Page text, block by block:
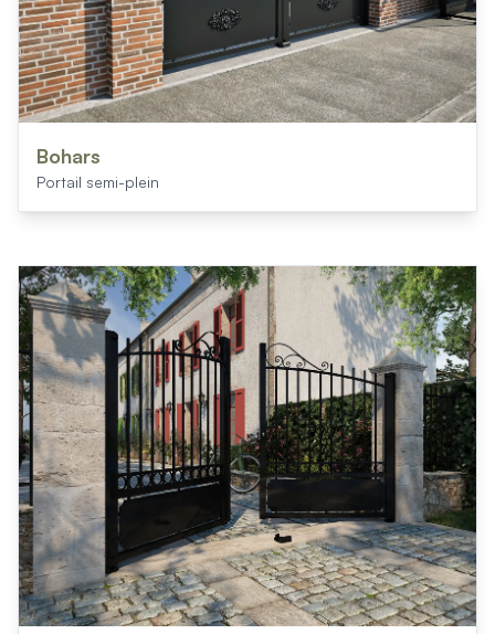
Bohars
Portail semi-plein